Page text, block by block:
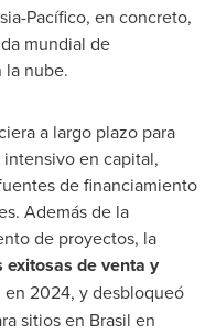
Pacífico, en concreto,
mundial de
la nube.
a largo plazo para
en capital,
de financiamiento
Además de la
de proyectos, la
de venta y
en 2024, y desbloqueó
sitios en Brasil en